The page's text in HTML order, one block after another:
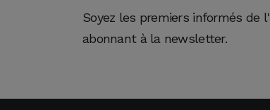
Soyez les premiers informés de
abonnant à la newsletter.